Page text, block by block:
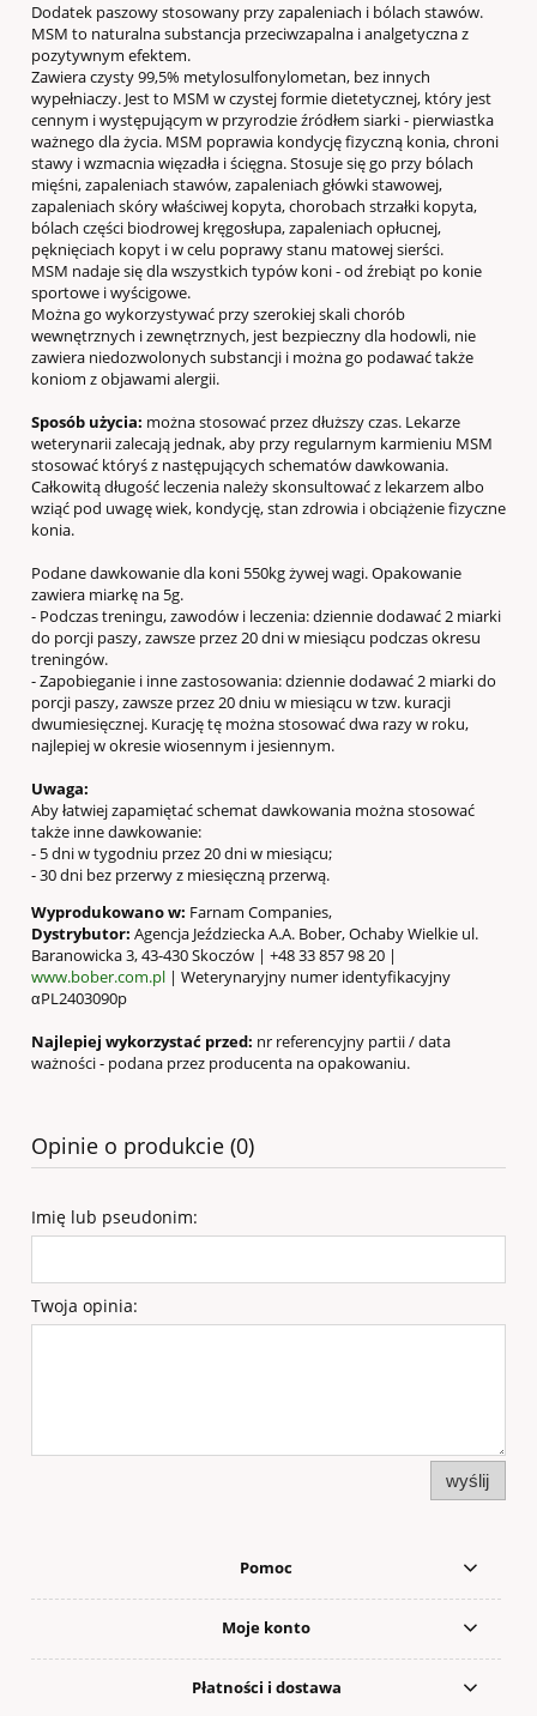
Dodatek paszowy stosowany przy zapaleniach i bólach stawów.
MSM to naturalna substancja przeciwzapalna i analgetyczna z
pozytywnym efektem.
Zawiera czysty 99,5% metylosulfonylometan, bez innych
wypełniaczy. Jest to MSM w czystej formie dietetycznej, który jest
cennym i występującym w przyrodzie źródłem siarki - pierwiastka
ważnego dla życia. MSM poprawia kondycję fizyczną konia, chroni
stawy i wzmacnia więzadła i ścięgna. Stosuje się go przy bólach
mięśni, zapaleniach stawów, zapaleniach główki stawowej,
zapaleniach skóry właściwej kopyta, chorobach strzałki kopyta,
bólach części biodrowej kręgosłupa, zapaleniach opłucnej,
pęknięciach kopyt i w celu poprawy stanu matowej sierści.
MSM nadaje się dla wszystkich typów koni - od źrebiąt po konie
sportowe i wyścigowe.
Można go wykorzystywać przy szerokiej skali chorób
wewnętrznych i zewnętrznych, jest bezpieczny dla hodowli, nie
zawiera niedozwolonych substancji i można go podawać także
koniom z objawami alergii.
Sposób użycia: można stosować przez dłuższy czas. Lekarze
weterynarii zalecają jednak, aby przy regularnym karmieniu MSM
stosować któryś z następujących schematów dawkowania.
Całkowitą długość leczenia należy skonsultować z lekarzem albo
wziąć pod uwagę wiek, kondycję, stan zdrowia i obciążenie fizyczne
konia.
Podane dawkowanie dla koni 550kg żywej wagi. Opakowanie
zawiera miarkę na 5g.
- Podczas treningu, zawodów i leczenia: dziennie dodawać 2 miarki
do porcji paszy, zawsze przez 20 dni w miesiącu podczas okresu
treningów.
- Zapobieganie i inne zastosowania: dziennie dodawać 2 miarki do
porcji paszy, zawsze przez 20 dniu w miesiącu w tzw. kuracji
dwumiesięcznej. Kurację tę można stosować dwa razy w roku,
najlepiej w okresie wiosennym i jesiennym.
Uwaga:
Aby łatwiej zapamiętać schemat dawkowania można stosować
także inne dawkowanie:
- 5 dni w tygodniu przez 20 dni w miesiącu;
- 30 dni bez przerwy z miesięczną przerwą.
Wyprodukowano w: Farnam Companies,
Dystrybutor: Agencja Jeździecka A.A. Bober, Ochaby Wielkie ul.
Baranowicka 3, 43-430 Skoczów | +48 33 857 98 20 |
www.bober.com.pl | Weterynaryjny numer identyfikacyjny
αPL2403090p
Najlepiej wykorzystać przed: nr referencyjny partii / data
ważności - podana przez producenta na opakowaniu.
Opinie o produkcie (0)
Imię lub pseudonim:
Twoja opinia:
wyślij
Pomoc
Moje konto
Płatności i dostawa